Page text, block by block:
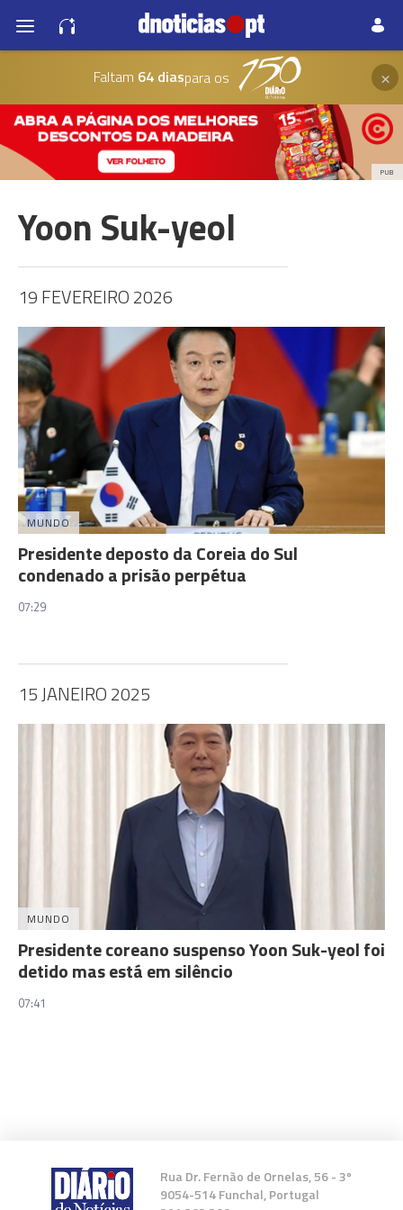
Faltam 64 diaspara os ×
PUB
Yoon Suk-yeol
19 FEVEREIRO 2026
MUNDO
Presidente deposto da Coreia do Sul
condenado a prisão perpétua
07:29
15 JANEIRO 2025
MUNDO
Presidente coreano suspenso Yoon Suk-yeol foi
detido mas está em silêncio
07:41
Rua Dr. Fernão de Ornelas, 56 - 3º
9054-514 Funchal, Portugal